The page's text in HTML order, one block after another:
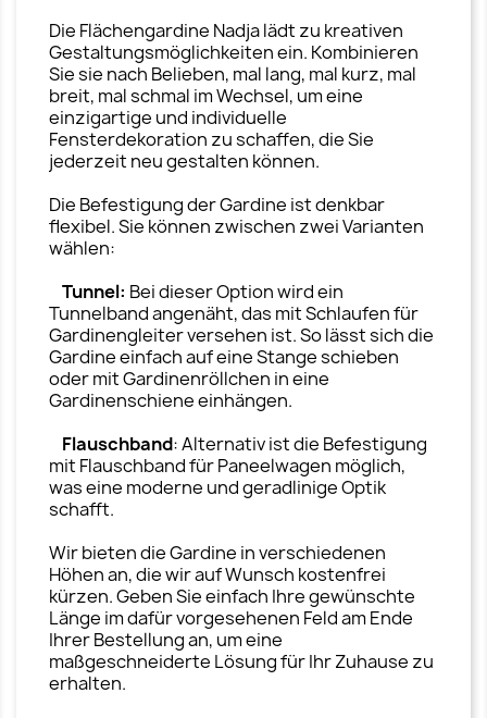
Die Flächengardine Nadja lädt zu kreativen
Gestaltungsmöglichkeiten ein. Kombinieren
Sie sie nach Belieben, mal lang, mal kurz, mal
breit, mal schmal im Wechsel, um eine
einzigartige und individuelle
Fensterdekoration zu schaffen, die Sie
jederzeit neu gestalten können.
Die Befestigung der Gardine ist denkbar
flexibel. Sie können zwischen zwei Varianten
wählen:
Tunnel: Bei dieser Option wird ein
Tunnelband angenäht, das mit Schlaufen für
Gardinengleiter versehen ist. So lässt sich die
Gardine einfach auf eine Stange schieben
oder mit Gardinenröllchen in eine
Gardinenschiene einhängen.
Flauschband: Alternativ ist die Befestigung
mit Flauschband für Paneelwagen möglich,
was eine moderne und geradlinige Optik
schafft.
Wir bieten die Gardine in verschiedenen
Höhen an, die wir auf Wunsch kostenfrei
kürzen. Geben Sie einfach Ihre gewünschte
Länge im dafür vorgesehenen Feld am Ende
Ihrer Bestellung an, um eine
maßgeschneiderte Lösung für Ihr Zuhause zu
erhalten.